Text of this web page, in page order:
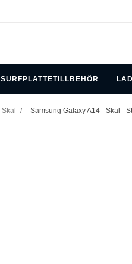
SURFPLATTETILLBEHÖR
Skal / - Samsung Galaxy A14 - Skal -